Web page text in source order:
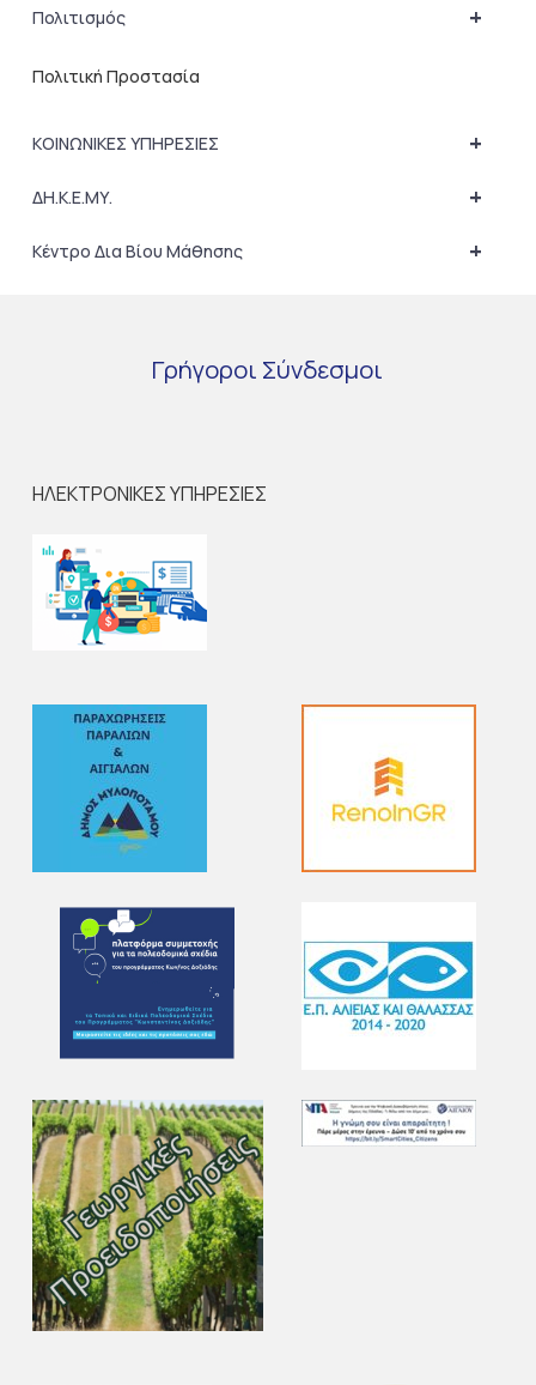
+
Πολιτισμός
Πολιτική Προστασία
+
ΚΟΙΝΩΝΙΚΕΣ ΥΠΗΡΕΣΙΕΣ
+
ΔΗ.Κ.Ε.ΜΥ.
+
Κέντρο Δια Βίου Μάθησης
Γρήγοροι Σύνδεσμοι
ΗΛΕΚΤΡΟΝΙΚΕΣ ΥΠΗΡΕΣΙΕΣ